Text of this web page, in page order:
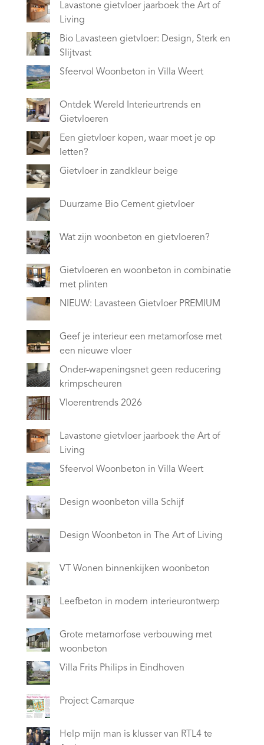
Lavastone gietvloer jaarboek the Art of
Living
Bio Lavasteen gietvloer: Design, Sterk en
Slijtvast
Sfeervol Woonbeton in Villa Weert
Ontdek Wereld Interieurtrends en
Gietvloeren
Een gietvloer kopen, waar moet je op
letten?
Gietvloer in zandkleur beige
Duurzame Bio Cement gietvloer
Wat zijn woonbeton en gietvloeren?
Gietvloeren en woonbeton in combinatie
met plinten
NIEUW: Lavasteen Gietvloer PREMIUM
Geef je interieur een metamorfose met
een nieuwe vloer
Onder-wapeningsnet geen reducering
krimpscheuren
Vloerentrends 2026
Lavastone gietvloer jaarboek the Art of
Living
Sfeervol Woonbeton in Villa Weert
Design woonbeton villa Schijf
Design Woonbeton in The Art of Living
VT Wonen binnenkijken woonbeton
Leefbeton in modern interieurontwerp
Grote metamorfose verbouwing met
woonbeton
Villa Frits Philips in Eindhoven
Project Camarque
Help mijn man is klusser van RTL4 te